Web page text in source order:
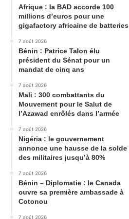
Afrique : la BAD accorde 100
millions d’euros pour une
gigafactory africaine de batteries
7 août 2026
Bénin : Patrice Talon élu
président du Sénat pour un
mandat de cinq ans
7 août 2026
Mali : 300 combattants du
Mouvement pour le Salut de
l’Azawad enrôlés dans l’armée
7 août 2026
Nigéria : le gouvernement
annonce une hausse de la solde
des militaires jusqu’à 80%
7 août 2026
Bénin – Diplomatie : le Canada
ouvre sa première ambassade à
Cotonou
7 août 2026